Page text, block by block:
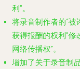
利”。
将录音制作者的“
获得报酬的权利”修
网络传播权”。
增加了关于录音制